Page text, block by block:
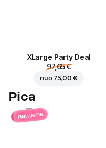
ХLarge Party Deal
97,65 €
nuo 75,00 €
Pica
naujiena